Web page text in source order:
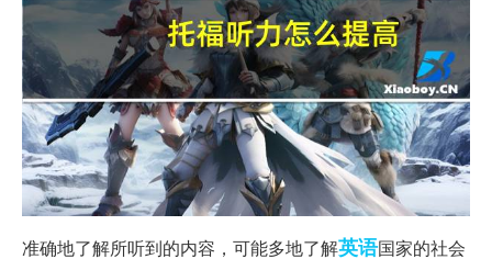
准确地了解所听到的内容，可能多地了解英语国家的社会